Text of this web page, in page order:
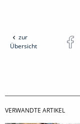
zur
Übersicht
VERWANDTE ARTIKEL